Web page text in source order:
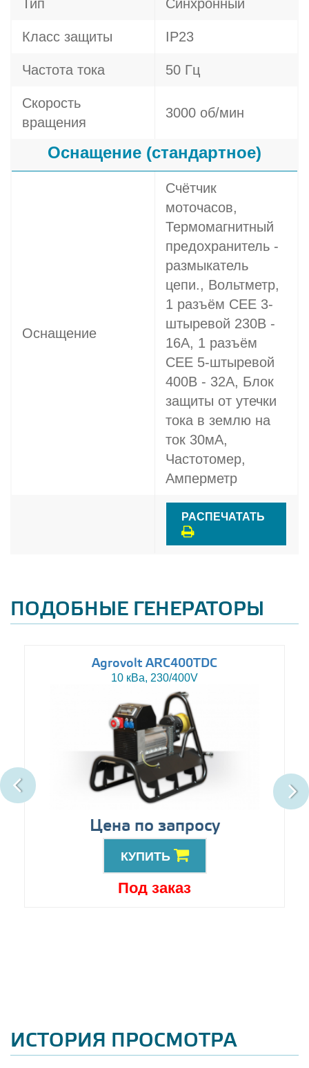
Тип Синхронный
Класс защиты IP23
Частота тока 50 Гц
Скорость
вращения
3000 об/мин
Оснащение (стандартное)
Оснащение
Счётчик
моточасов,
Термомагнитный
предохранитель -
размыкатель
цепи., Вольтметр,
1 разъём CEE 3-
штыревой 230В -
16A, 1 разъём
CEE 5-штыревой
400В - 32A, Блок
защиты от утечки
тока в землю на
ток 30мА,
Частотомер,
Амперметр
РАСПЕЧАТАТЬ
ПОДОБНЫЕ ГЕНЕРАТОРЫ
Agrovolt ARC400TDC
10 кВа, 230/400V
Цена по запросу
КУПИТЬ
Под заказ
ИСТОРИЯ ПРОСМОТРА